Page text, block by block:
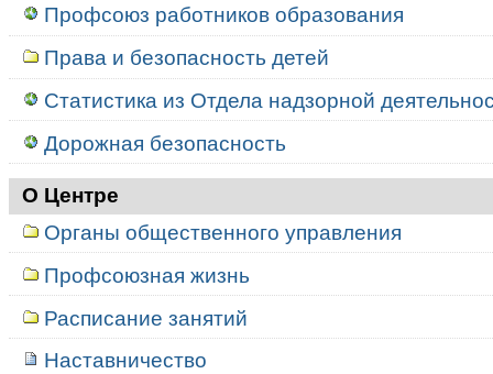
Профсоюз работников образования
Права и безопасность детей
Статистика из Отдела надзорной
Дорожная безопасность
О Центре
Органы общественного управления
Профсоюзная жизнь
Расписание занятий
Наставничество